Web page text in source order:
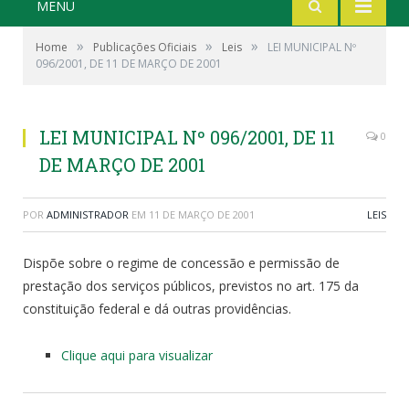
MENU
Home » Publicações Oficiais » Leis »
LEI MUNICIPAL Nº
096/2001, DE 11 DE MARÇO DE 2001
LEI MUNICIPAL Nº 096/2001, DE 11
DE MARÇO DE 2001
0
POR ADMINISTRADOR EM 11 DE MARÇO DE 2001 LEIS
Dispõe sobre o regime de concessão e permissão de
prestação dos serviços públicos, previstos no art. 175 da
constituição federal e dá outras providências.
Clique aqui para visualizar